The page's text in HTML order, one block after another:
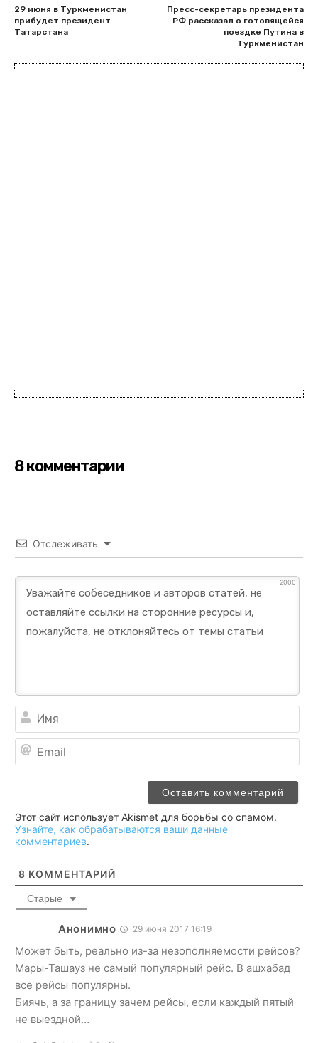
29 июня в Туркменистан
прибудет президент
Татарстана
Пресс-секретарь президента
РФ рассказал о готовящейся
поездке Путина в
Туркменистан
8 комментарии
Отслеживать
2000
Этот сайт использует Akismet для борьбы со спамом.
Узнайте, как обрабатываются ваши данные
комментариев.
8 КОММЕНТАРИЙ
Старые
Анонимно 29 июня 2017 16:19
Может быть, реально из-за незополняемости рейсов?
Мары-Ташауз не самый популярный рейс. В ашхабад
все рейсы популярны.
Биячь, а за границу зачем рейсы, если каждый пятый
не выездной…